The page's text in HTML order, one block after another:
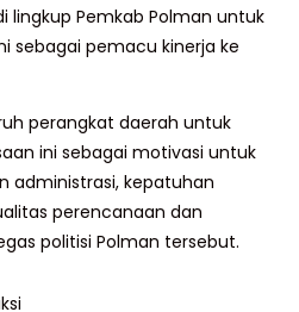
lingkup Pemkab Polman untuk
sebagai pemacu kinerja ke
perangkat daerah untuk
ini sebagai motivasi untuk
administrasi, kepatuhan
perencanaan dan
politisi Polman tersebut.